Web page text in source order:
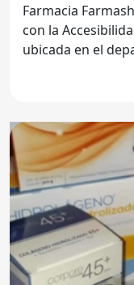
Farmacia
con la Accesibilidad La Farmacia
ubicada en el